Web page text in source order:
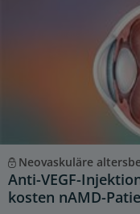
Neovaskuläre
Anti-VEGF-
kosten nAMD-